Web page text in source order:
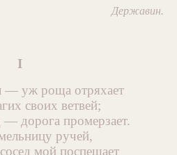
Державин.
I
— уж роща отряхает
своих ветвей;
дорога промерзает.
ручей,
мой поспешает